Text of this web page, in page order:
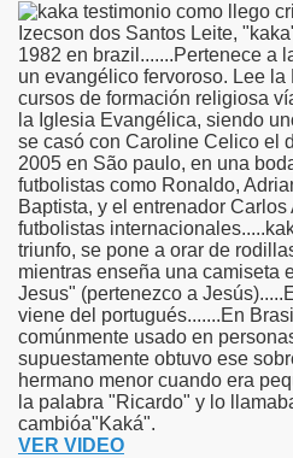
Izecson dos Santos Leite,
1982 en brazil.......Pertenece a
un evangélico fervoroso. Lee
cursos de formación religiosa
la Iglesia Evangélica, siendo
se casó con Caroline Celico el
2005 en São paulo, en una
futbolistas como Ronaldo,
Baptista, y el entrenador
futbolistas
triunfo, se pone a orar de
mientras enseña una camiseta
Jesus" (pertenezco a
viene del portugués.......En
comúnmente usado en
supuestamente obtuvo ese
hermano menor cuando era
la palabra "Ricardo" y lo
cambióa"Kaká".
VER VIDEO